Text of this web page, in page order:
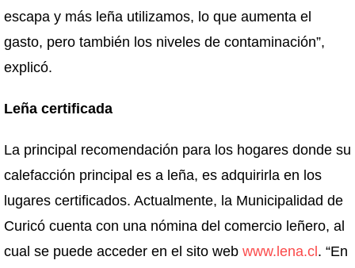
escapa y más leña utilizamos, lo que aumenta el
gasto, pero también los niveles de contaminación”,
explicó.
Leña certificada
La principal recomendación para los hogares donde su
calefacción principal es a leña, es adquirirla en los
lugares certificados. Actualmente, la Municipalidad de
Curicó cuenta con una nómina del comercio leñero, al
cual se puede acceder en el sito web www.lena.cl . “En